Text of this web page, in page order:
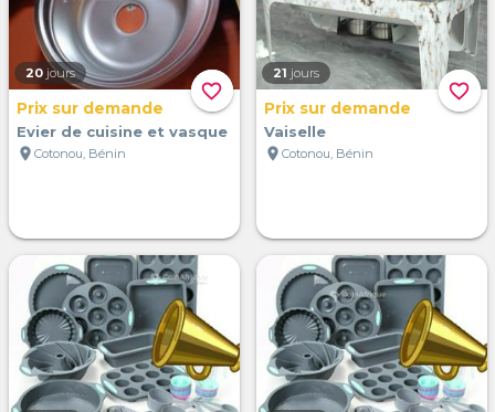
favorite_border
20 jours
Prix sur demande
Evier de cuisine et vasque
location_on Cotonou, Bénin
favorite_border
21 jours
Prix sur demande
Vaiselle
location_on Cotonou, Bénin